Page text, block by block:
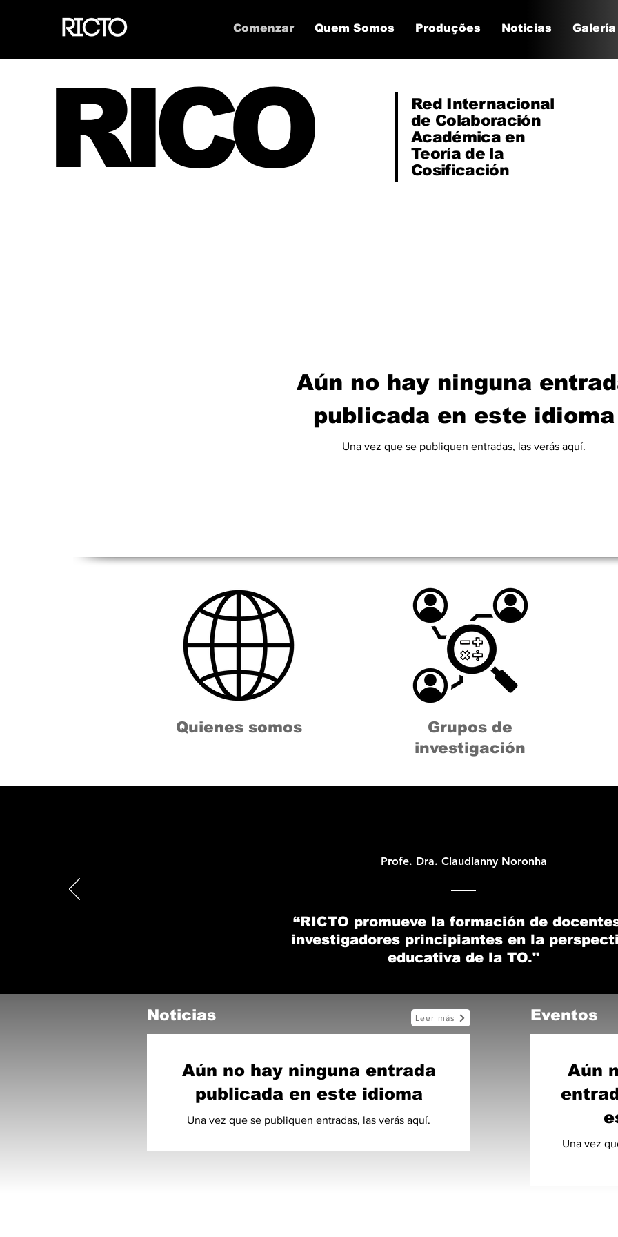
Comenzar Quem Somos Produções Noticias Galería
RICO
Red Internacional
de Colaboración
Académica en
Teoría de la
Cosificación
Aún no hay ninguna
publicada en este idioma
Una vez que se publiquen entradas, las verás aquí.
Quienes somos
Grupos de
investigación
Profe. Dra. Claudianny Noronha
“RICTO promueve la formación de
investigadores principiantes en la
educativa de la TO."
Noticias Leer más
Aún no hay ninguna entrada
publicada en este idioma
Una vez que se publiquen entradas, las verás aquí.
Eventos
Aún
Una vez